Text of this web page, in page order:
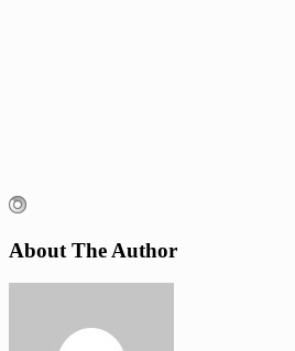
About The Author